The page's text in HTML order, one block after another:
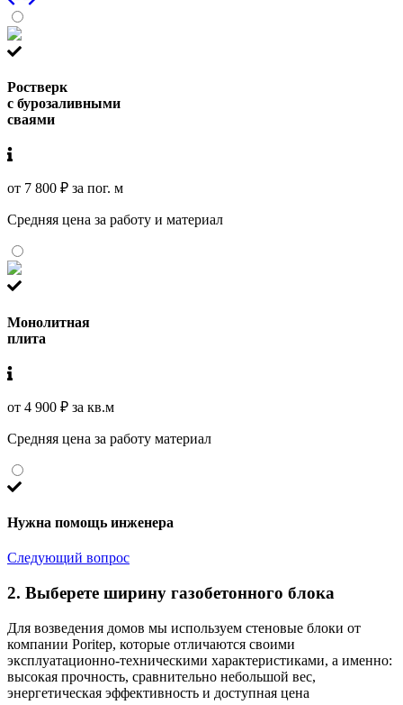
Ростверк
с бурозаливными
сваями
от 7 800 ₽ за пог. м
Средняя цена за работу и материал
Монолитная
плита
от 4 900 ₽ за кв.м
Средняя цена за работу материал
Нужна помощь инженера
Следующий вопрос
2. Выберете ширину газобетонного блока
Для возведения домов мы используем стеновые блоки от
компании Poritep, которые отличаются своими
эксплуатационно-техническими характеристиками, а именно:
высокая прочность, сравнительно небольшой вес,
энергетическая эффективность и доступная цена